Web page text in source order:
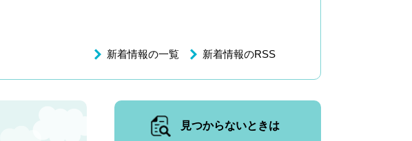
新着情報の一覧 新着情報のRSS
見つからないときは